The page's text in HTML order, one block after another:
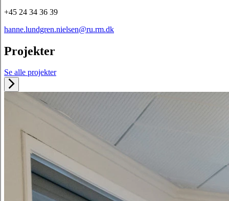
+45 24 34 36 39
hanne.lundgren.nielsen@ru.rm.dk
Projekter
Se alle projekter